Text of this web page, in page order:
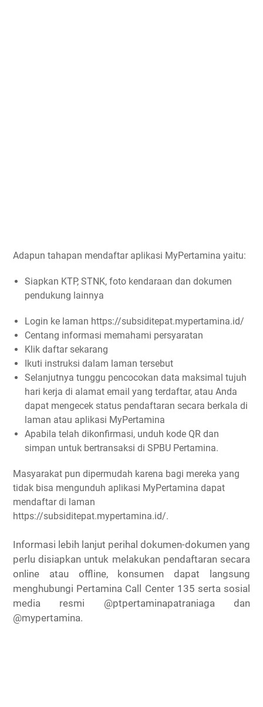
Adapun tahapan mendaftar aplikasi MyPertamina yaitu:
Siapkan KTP, STNK, foto kendaraan dan dokumen
pendukung lainnya
Login ke laman https://subsiditepat.mypertamina.id/
Centang informasi memahami persyaratan
Klik daftar sekarang
Ikuti instruksi dalam laman tersebut
Selanjutnya tunggu pencocokan data maksimal tujuh
hari kerja di alamat email yang terdaftar, atau Anda
dapat mengecek status pendaftaran secara berkala di
laman atau aplikasi MyPertamina
Apabila telah dikonfirmasi, unduh kode QR dan
simpan untuk bertransaksi di SPBU Pertamina.
Masyarakat pun dipermudah karena bagi mereka yang
tidak bisa mengunduh aplikasi MyPertamina dapat
mendaftar di laman
https://subsiditepat.mypertamina.id/.
Informasi lebih lanjut perihal dokumen-dokumen yang
perlu disiapkan untuk melakukan pendaftaran secara
online atau offline, konsumen dapat langsung
menghubungi Pertamina Call Center 135 serta sosial
media resmi @ptpertaminapatraniaga dan
@mypertamina.